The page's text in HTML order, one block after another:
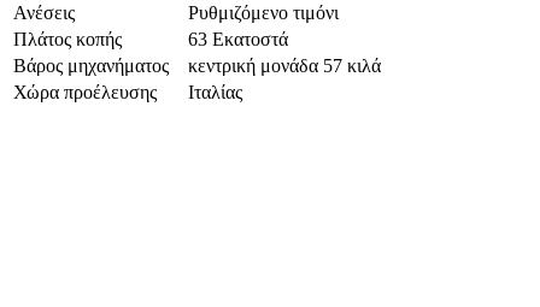
Ανέσεις
Ρυθμιζόμενο τιμόνι
Πλάτος κοπής
63 Εκατοστά
Βάρος μηχανήματος
κεντρική μονάδα 57 κιλά
Χώρα προέλευσης
Ιταλίας